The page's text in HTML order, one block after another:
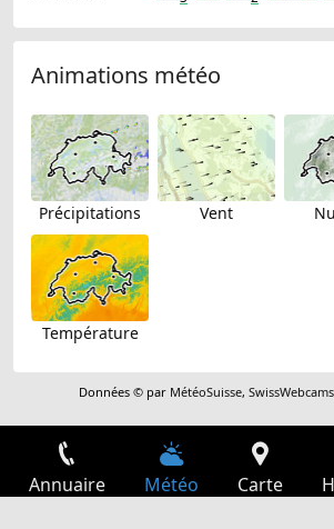
Animations météo
Précipitations Vent
Température
Données © par MétéoSuisse,SwissWebcams
Annuaire Météo Carte